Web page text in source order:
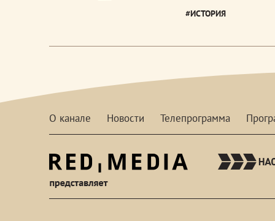
#ИСТОРИЯ
О канале Новости Телепрограмма